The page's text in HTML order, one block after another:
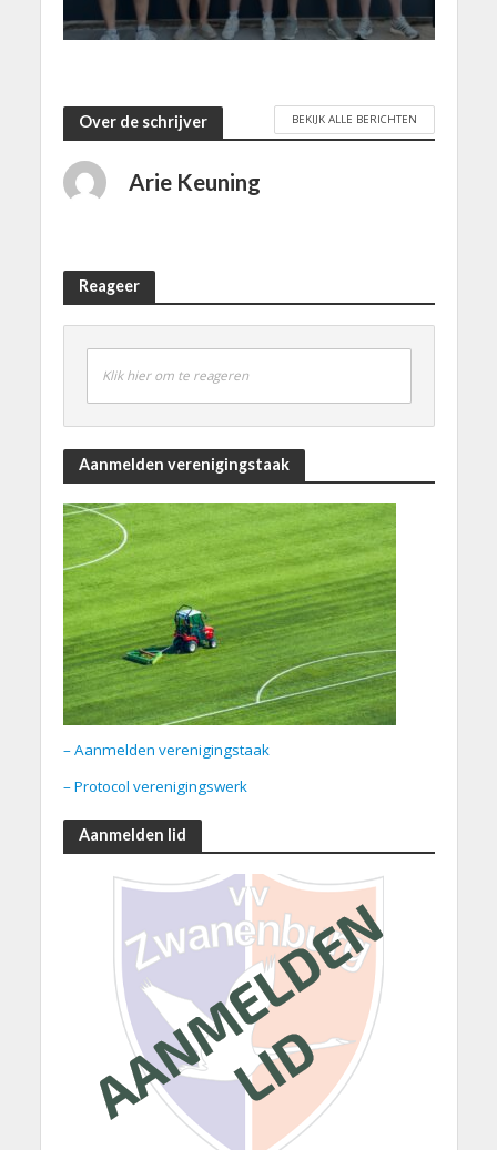
Over de schrijver BEKIJK ALLE BERICHTEN
Arie Keuning
Reageer
Klik hier om te reageren
Aanmelden verenigingstaak
– Aanmelden verenigingstaak
– Protocol verenigingswerk
Aanmelden lid